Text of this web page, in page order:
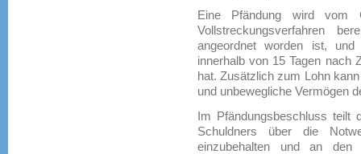
Eine Pfändung wird vom
Vollstreckungsverfahren
angeordnet worden ist,
innerhalb von 15 Tagen nach
hat. Zusätzlich zum Lohn
und unbewegliche Vermögen
Im Pfändungsbeschluss teilt
Schuldners über die
einzubehalten und an